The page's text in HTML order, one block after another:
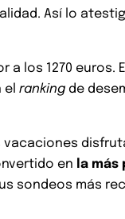
Así lo
a los 1270 euros.
el ranking de
en la más
sondeos más